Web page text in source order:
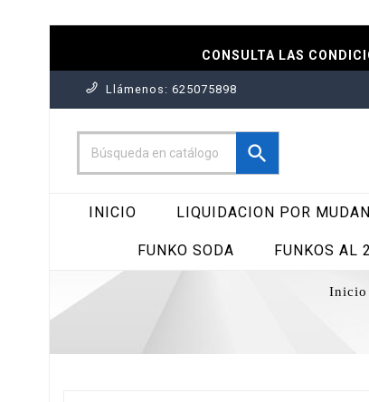
CONSULTA LAS
Llámenos: 625075898

INICIO LIQUIDACION POR
FUNKO SODA FUNKOS AL
Inicio